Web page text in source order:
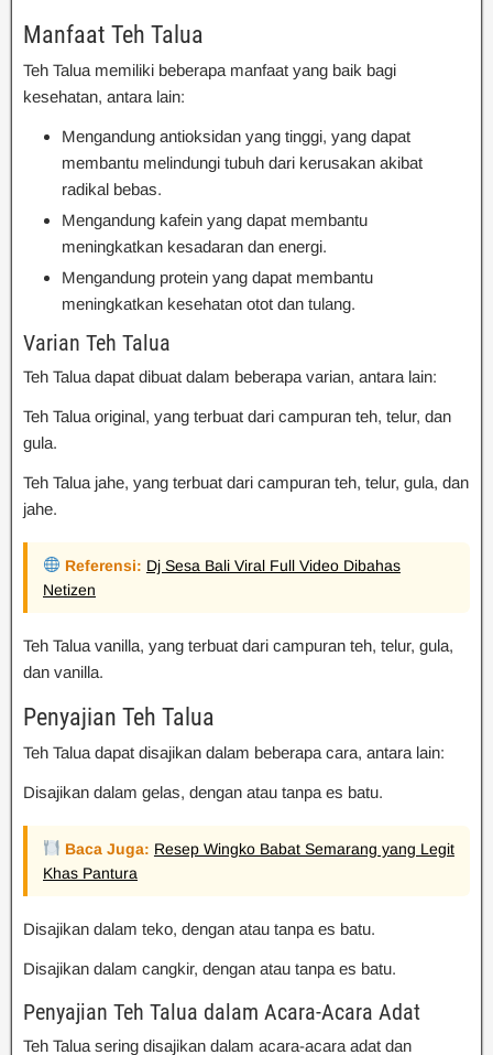
Manfaat Teh Talua
Teh Talua memiliki beberapa manfaat yang baik bagi
kesehatan, antara lain:
Mengandung antioksidan yang tinggi, yang dapat
membantu melindungi tubuh dari kerusakan akibat
radikal bebas.
Mengandung kafein yang dapat membantu
meningkatkan kesadaran dan energi.
Mengandung protein yang dapat membantu
meningkatkan kesehatan otot dan tulang.
Varian Teh Talua
Teh Talua dapat dibuat dalam beberapa varian, antara lain:
Teh Talua original, yang terbuat dari campuran teh, telur, dan
gula.
Teh Talua jahe, yang terbuat dari campuran teh, telur, gula, dan
jahe.
Referensi: Dj Sesa Bali Viral Full Video Dibahas
Netizen
Teh Talua vanilla, yang terbuat dari campuran teh, telur, gula,
dan vanilla.
Penyajian Teh Talua
Teh Talua dapat disajikan dalam beberapa cara, antara lain:
Disajikan dalam gelas, dengan atau tanpa es batu.
Baca Juga: Resep Wingko Babat Semarang yang Legit
Khas Pantura
Disajikan dalam teko, dengan atau tanpa es batu.
Disajikan dalam cangkir, dengan atau tanpa es batu.
Penyajian Teh Talua dalam Acara-Acara Adat
Teh Talua sering disajikan dalam acara-acara adat dan